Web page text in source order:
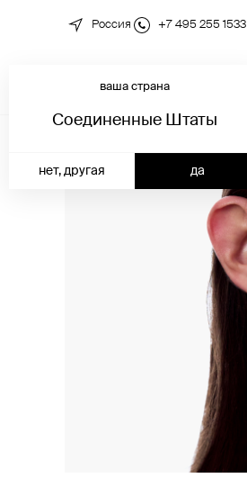
Россия +7 495 255 1533
новинкиваша страна
Соединенные Штаты
да
нет, другая